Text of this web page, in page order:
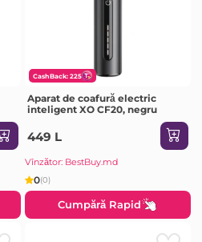
CashBack: 225
Aparat de coafură electric
inteligent XO CF20, negru
449 L
Vînzător: BestBuy.md
0(0)
Cumpără Rapid